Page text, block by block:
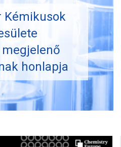
Kémikusok
megjelenő
honlapja